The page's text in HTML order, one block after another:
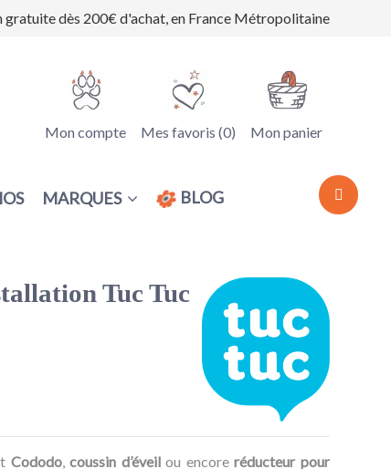
gratuite dès 200€ d'achat, en France Métropolitaine
Mon compte Mes favoris (0) Mon panier
MARQUES BLOG
Tuc Tuc
Cododo,coussin d’éveilou encoreréducteur pour